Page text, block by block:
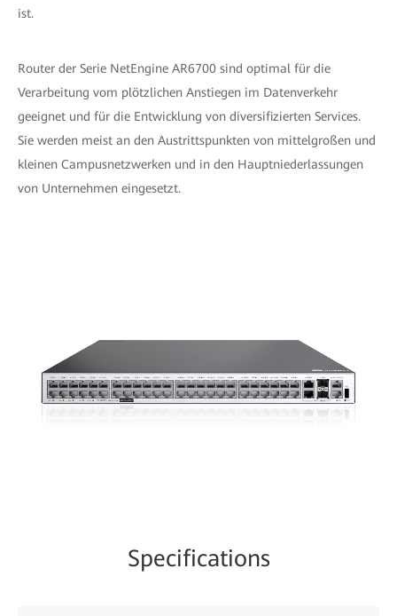
ist.
Router der Serie NetEngine AR6700 sind optimal für die
Verarbeitung vom plötzlichen Anstiegen im Datenverkehr
geeignet und für die Entwicklung von diversifizierten Services.
Sie werden meist an den Austrittspunkten von mittelgroßen und
kleinen Campusnetzwerken und in den Hauptniederlassungen
von Unternehmen eingesetzt.
Specifications